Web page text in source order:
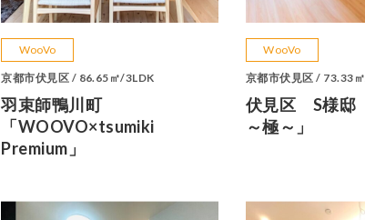
WooVo
京都市伏見区 / 86.65㎡/3LDK
羽束師鴨川町
「WOOVO×tsumiki
Premium」
WooVo
京都市伏見区 / 73.33
伏見区 S様邸
～極～」